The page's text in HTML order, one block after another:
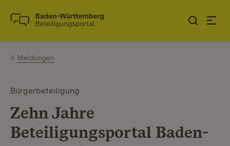
Zum Inhalt springen
Link zur Startseite
Meldungen
Bürgerbeteiligung
Zehn Jahre
Beteiligungsportal Baden-